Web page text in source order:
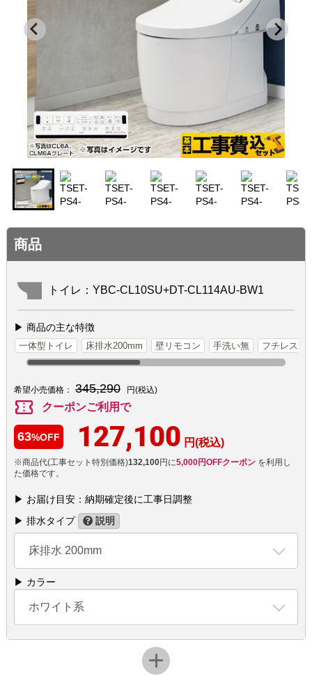
商品
トイレ：YBC-CL10SU+DT-CL114AU-BW1
▶ 商品の主な特徴
一体型トイレ 床排水200mm 壁リモコン 手洗い無 フチレス
希望小売価格： 345,290 円(税込)
confirmation_number クーポンご利用で
63%OFF 127,100 円(税込)
※商品代(工事セット特別価格)132,100円に5,000円OFFクーポンを利用し
た価格です。
▶ お届け目安：納期確定後に工事日調整
▶ 排水タイプ
説明
床排水 200mm
▶ カラー
ホワイト系